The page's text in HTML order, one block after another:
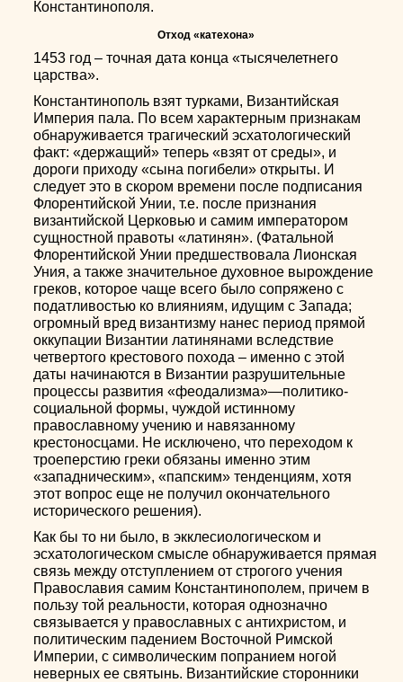
Константинополя.
Отход «катехона»
1453 год – точная дата конца «тысячелетнего
царства».
Константинополь взят турками, Византийская
Империя пала. По всем характерным признакам
обнаруживается трагический эсхатологический
факт: «держащий» теперь «взят от среды», и
дороги приходу «сына погибели» открыты. И
следует это в скором времени после подписания
Флорентийской Унии, т.е. после признания
византийской Церковью и самим императором
сущностной правоты «латинян». (Фатальной
Флорентийской Унии предшествовала Лионская
Уния, а также значительное духовное вырождение
греков, которое чаще всего было сопряжено с
податливостью ко влияниям, идущим с Запада;
огромный вред византизму нанес период прямой
оккупации Византии латинянами вследствие
четвертого крестового похода – именно с этой
даты начинаются в Византии разрушительные
процессы развития «феодализма»—политико-
социальной формы, чуждой истинному
православному учению и навязанному
крестоносцами. Не исключено, что переходом к
троеперстию греки обязаны именно этим
«западническим», «папским» тенденциям, хотя
этот вопрос еще не получил окончательного
исторического решения).
Как бы то ни было, в экклесиологическом и
эсхатологическом смысле обнаруживается прямая
связь между отступлением от строгого учения
Православия самим Константинополем, причем в
пользу той реальности, которая однозначно
связывается у православных с антихристом, и
политическим падением Восточной Римской
Империи, с символическим попранием ногой
неверных ее святынь. Византийские сторонники